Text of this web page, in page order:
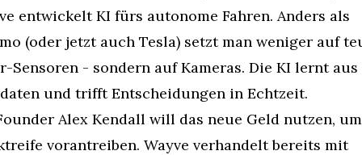
entwickelt KI fürs autonome Fahren. Anders als
(oder jetzt auch Tesla) setzt man weniger auf
Sensoren - sondern auf Kameras. Die KI lernt aus
und trifft Entscheidungen in Echtzeit.
Alex Kendall will das neue Geld nutzen,
vorantreiben. Wayve verhandelt bereits mit